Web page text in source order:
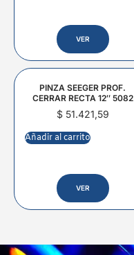
VER
PINZA SEEGER PROF.
CERRAR RECTA 12″ 5082
$51.421,59
Añadir al carrito
VER